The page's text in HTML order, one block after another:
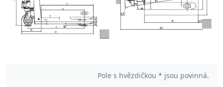
Pole s hvězdičkou * jsou povinná.